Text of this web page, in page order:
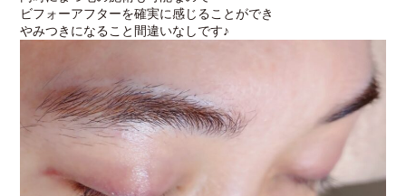
ビフォーアフターを確実に感じることができ
やみつきになること間違いなしです♪